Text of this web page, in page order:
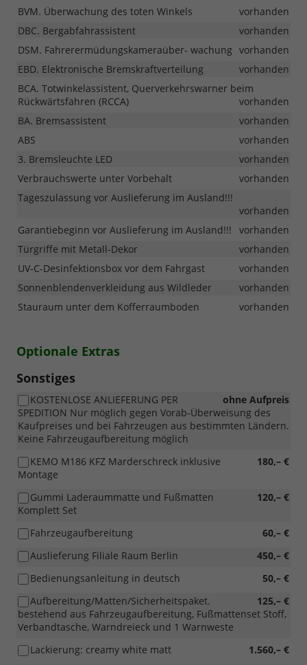
BVM. Überwachung des toten Winkels
vorhanden
DBC. Bergabfahrassistent
vorhanden
DSM. Fahrerermüdungskameraüber- wachung vorhanden
EBD. Elektronische Bremskraftverteilung
vorhanden
BCA. Totwinkelassistent, Querverkehrswarner beim
Rückwärtsfahren (RCCA)
vorhanden
BA. Bremsassistent
vorhanden
ABS
vorhanden
3. Bremsleuchte LED
vorhanden
Verbrauchswerte unter Vorbehalt
vorhanden
Tageszulassung vor Auslieferung im Ausland!!!
vorhanden
Garantiebeginn vor Auslieferung im Ausland!!!
vorhanden
Türgriffe mit Metall-Dekor
vorhanden
UV-C-Desinfektionsbox vor dem Fahrgast
vorhanden
Sonnenblendenverkleidung aus Wildleder
vorhanden
Stauraum unter dem Kofferraumboden
vorhanden
Optionale Extras
Sonstiges
ohne Aufpreis
KOSTENLOSE ANLIEFERUNG PER
SPEDITION Nur möglich gegen Vorab-Überweisung des
Kaufpreises und bei Fahrzeugen aus bestimmten Ländern.
Keine Fahrzeugaufbereitung möglich
180,– €
KEMO M186 KFZ Marderschreck inklusive
Montage
120,– €
Gummi Laderaummatte und Fußmatten
Komplett Set
60,– €
Fahrzeugaufbereitung
450,– €
Auslieferung Filiale Raum Berlin
50,– €
Bedienungsanleitung in deutsch
125,– €
Aufbereitung/Matten/Sicherheitspaket.
bestehend aus Fahrzeugaufbereitung, Fußmattenset Stoff,
Verbandtasche, Warndreieck und 1 Warnweste
1.560,– €
Lackierung: creamy white matt